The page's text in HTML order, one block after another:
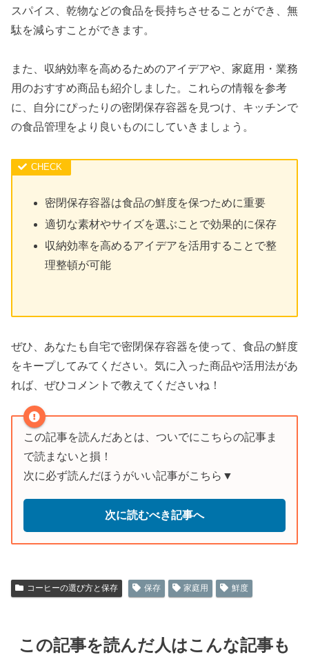
スパイス、乾物などの食品を長持ちさせることができ、無
駄を減らすことができます。
また、収納効率を高めるためのアイデアや、家庭用・業務
用のおすすめ商品も紹介しました。これらの情報を参考
に、自分にぴったりの密閉保存容器を見つけ、キッチンで
の食品管理をより良いものにしていきましょう。
密閉保存容器は食品の鮮度を保つために重要
適切な素材やサイズを選ぶことで効果的に保存
収納効率を高めるアイデアを活用することで整
理整頓が可能
ぜひ、あなたも自宅で密閉保存容器を使って、食品の鮮度
をキープしてみてください。気に入った商品や活用法があ
れば、ぜひコメントで教えてくださいね！
この記事を読んだあとは、ついでにこちらの記事ま
で読まないと損！
次に必ず読んだほうがいい記事がこちら▼
次に読むべき記事へ
コーヒーの選び方と保存 保存 家庭用 鮮度
この記事を読んだ人はこんな記事も